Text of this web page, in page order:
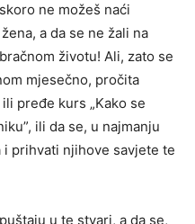
ne možeš naći
a da se ne žali na
životu! Ali, zato se
mjesečno, pročita
pređe kurs „Kako se
ili da se, u najmanju
prihvati njihove savjete te
u te stvari, a da se,